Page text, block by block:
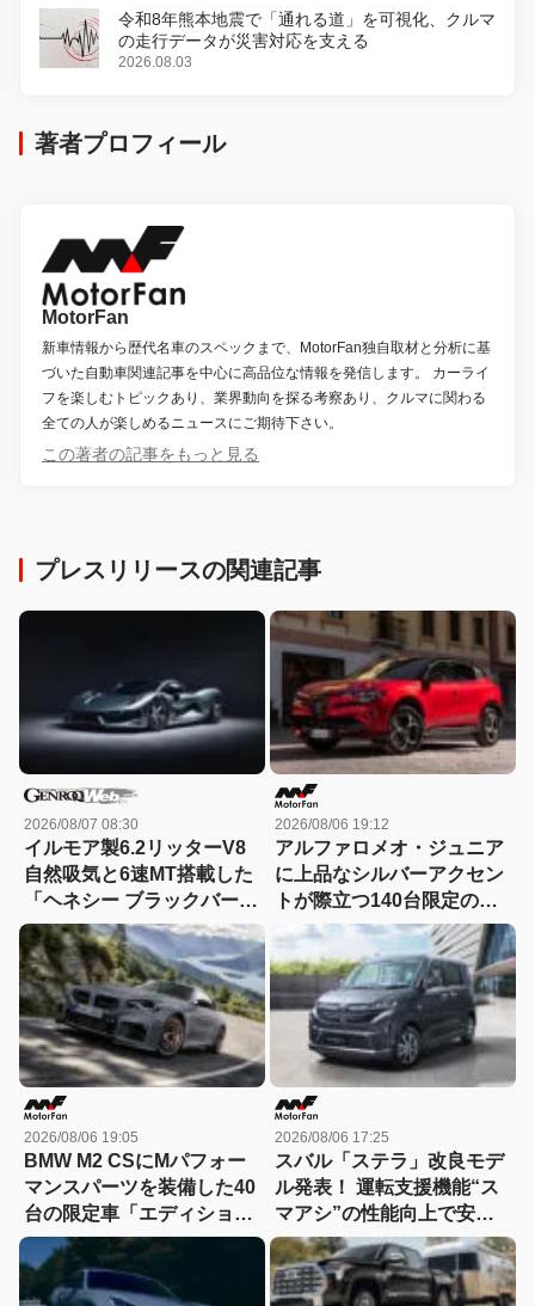
令和8年熊本地震で「通れる道」を可視化、クルマ
の走行データが災害対応を支える
2026.08.03
著者プロフィール
MotorFan
新車情報から歴代名車のスペックまで、MotorFan独自取材と分析に基
づいた自動車関連記事を中心に高品位な情報を発信します。 カーライ
フを楽しむトピックあり、業界動向を探る考察あり、クルマに関わる
全ての人が楽しめるニュースにご期待下さい。
この著者の記事をもっと見る
プレスリリースの関連記事
2026/08/07 08:30
イルモア製6.2リッターV8
自然吸気と6速MT搭載した
「ヘネシー ブラックバー
ド」がデビュー【動画】
2026/08/06 19:12
アルファロメオ・ジュニア
に上品なシルバーアクセン
トが際立つ140台限定の
「スポルト スペチアーレ」
が登場！
2026/08/06 19:05
BMW M2 CSにMパフォー
マンスパーツを装備した40
台の限定車「エディショ
ン・エッジ」が登場！
2026/08/06 17:25
スバル「ステラ」改良モデ
ル発表！ 運転支援機能“ス
マアシ”の性能向上で安心
感さらにアップ